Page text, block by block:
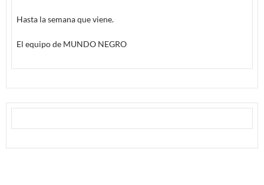
Hasta la semana que viene.
El equipo de MUNDO NEGRO